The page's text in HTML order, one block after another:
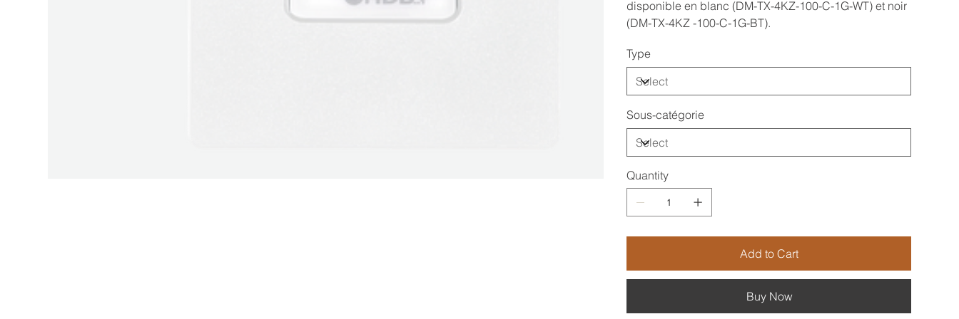
disponible en blanc (DM-TX-4KZ-100-C-1G-WT) et noir
(DM-TX-4KZ -100-C-1G-BT).
Type
Sous-catégorie
Quantity
Add to Cart
Buy Now